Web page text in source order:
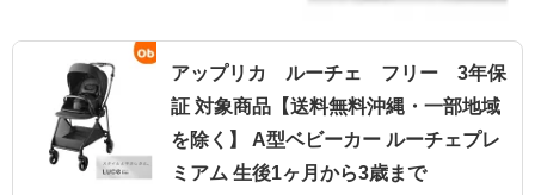
アップリカ ルーチェ フリー 3年保
証 対象商品【送料無料沖縄・一部地域
を除く】 A型ベビーカー ルーチェプレ
ミアム 生後1ヶ月から3歳まで